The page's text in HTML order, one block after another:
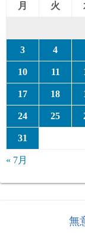
月
火
3 4
10 11
17 18
24 25
31
« 7月
無